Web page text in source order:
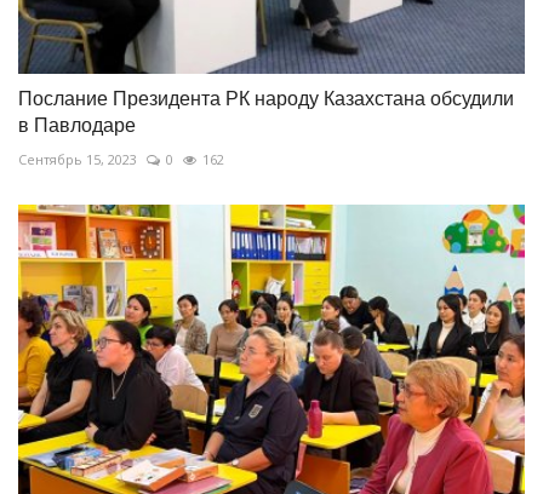
Послание Президента РК народу Казахстана обсудили
в Павлодаре
Сентябрь 15, 2023 0 162